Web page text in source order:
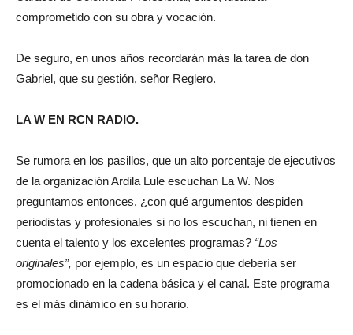
comprometido con su obra y vocación.
De seguro, en unos años recordarán más la tarea de don
Gabriel, que su gestión, señor Reglero.
LA W EN RCN RADIO.
Se rumora en los pasillos, que un alto porcentaje de ejecutivos
de la organización Ardila Lule escuchan La W. Nos
preguntamos entonces, ¿con qué argumentos despiden
periodistas y profesionales si no los escuchan, ni tienen en
cuenta el talento y los excelentes programas? “Los
originales”, por ejemplo, es un espacio que debería ser
promocionado en la cadena básica y el canal. Este programa
es el más dinámico en su horario.